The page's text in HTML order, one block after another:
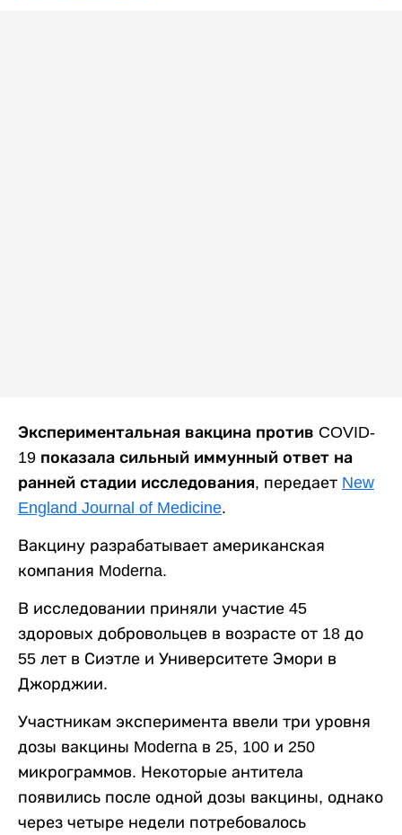
Экспериментальная вакцина против COVID-
19 показала сильный иммунный ответ на
ранней стадии исследования, передает New
England Journal of Medicine.
Вакцину разрабатывает американская
компания Moderna.
В исследовании приняли участие 45
здоровых добровольцев в возрасте от 18 до
55 лет в Сиэтле и Университете Эмори в
Джорджии.
Участникам эксперимента ввели три уровня
дозы вакцины Moderna в 25, 100 и 250
микрограммов. Некоторые антитела
появились после одной дозы вакцины, однако
через четыре недели потребовалось